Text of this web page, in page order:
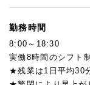
POP UP出店などを
ください。
勤務時間
8:00～18:30
実働8時間のシフト制
★残業は1日平均30